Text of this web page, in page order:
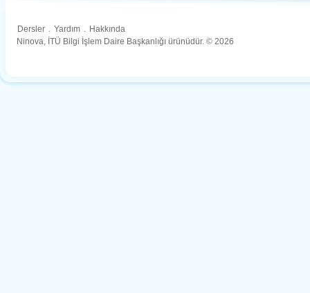
Dersler . Yardım . Hakkında
Ninova, İTÜ Bilgi İşlem Daire Başkanlığı ürünüdür. © 2026